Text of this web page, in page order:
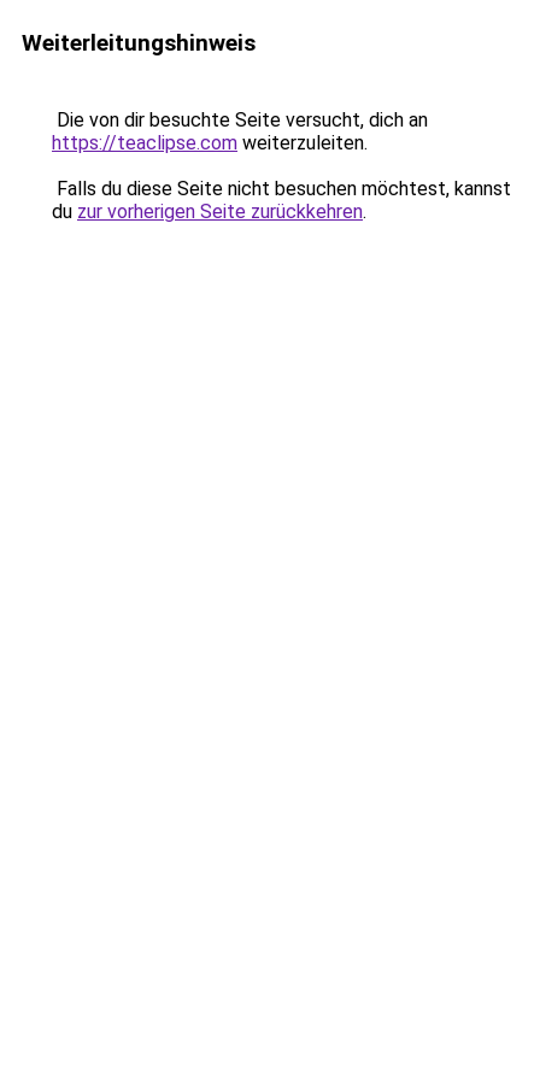
Weiterleitungshinweis
Die von dir besuchte Seite versucht, dich an
https://teaclipse.com weiterzuleiten.
Falls du diese Seite nicht besuchen möchtest, kannst
du zur vorherigen Seite zurückkehren.